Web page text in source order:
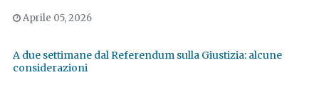
Aprile 05, 2026
A due settimane dal Referendum sulla Giustizia: alcune
considerazioni